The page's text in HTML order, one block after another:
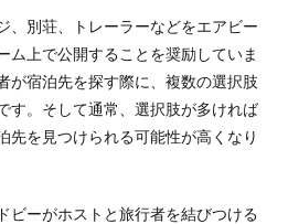
、別荘、トレーラーなどをエアビー
ム上で公開することを奨励していま
が宿泊先を探す際に、複数の選択肢
す。そして通常、選択肢が多ければ
先を見つけられる可能性が高くなり
ビーがホストと旅行者を結びつける